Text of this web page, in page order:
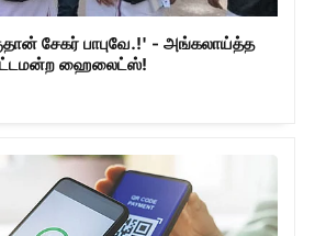
சேகர் பாபுவே.!' - அங்கலாய்த்த
ஹைலைட்ஸ்!